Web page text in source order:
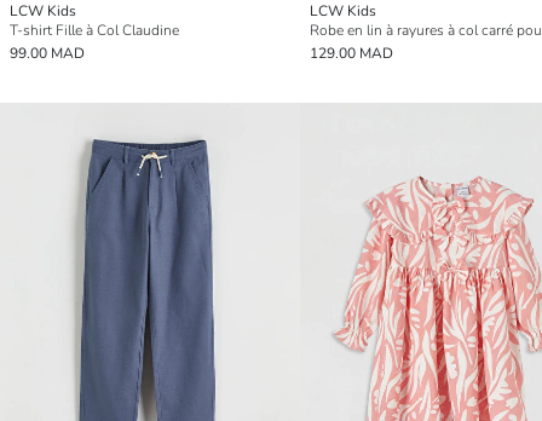
LCW Kids
T-shirt Fille à Col Claudine
99.00 MAD
LCW Kids
Robe en lin à rayures à col carré
129.00 MAD